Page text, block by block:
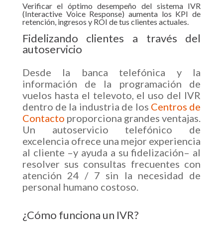
Verificar el óptimo desempeño del sistema IVR
(Interactive Voice Response) aumenta los KPI de
retención, ingresos y ROI de tus clientes actuales.
Fidelizando clientes a través del
autoservicio
Desde la banca telefónica y la
información de la programación de
vuelos hasta el televoto, el uso del IVR
dentro de la industria de los Centros de
Contacto proporciona grandes ventajas.
Un autoservicio telefónico de
excelencia ofrece una mejor experiencia
al cliente –y ayuda a su fidelización– al
resolver sus consultas frecuentes con
atención 24 / 7 sin la necesidad de
personal humano costoso.
¿Cómo funciona un IVR?